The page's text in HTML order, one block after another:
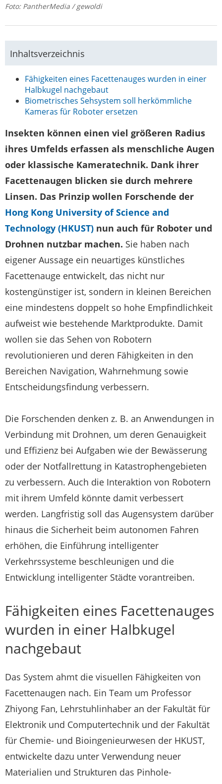
Foto: PantherMedia / gewoldi
Inhaltsverzeichnis
Fähigkeiten eines Facettenauges wurden in einer
Halbkugel nachgebaut
Biometrisches Sehsystem soll herkömmliche
Kameras für Roboter ersetzen
Insekten können einen viel größeren Radius
ihres Umfelds erfassen als menschliche Augen
oder klassische Kameratechnik. Dank ihrer
Facettenaugen blicken sie durch mehrere
Linsen. Das Prinzip wollen Forschende der
Hong Kong University of Science and
Technology (HKUST) nun auch für Roboter und
Drohnen nutzbar machen. Sie haben nach
eigener Aussage ein neuartiges künstliches
Facettenauge entwickelt, das nicht nur
kostengünstiger ist, sondern in kleinen Bereichen
eine mindestens doppelt so hohe Empfindlichkeit
aufweist wie bestehende Marktprodukte. Damit
wollen sie das Sehen von Robotern
revolutionieren und deren Fähigkeiten in den
Bereichen Navigation, Wahrnehmung sowie
Entscheidungsfindung verbessern.
Die Forschenden denken z. B. an Anwendungen in
Verbindung mit Drohnen, um deren Genauigkeit
und Effizienz bei Aufgaben wie der Bewässerung
oder der Notfallrettung in Katastrophengebieten
zu verbessern. Auch die Interaktion von Robotern
mit ihrem Umfeld könnte damit verbessert
werden. Langfristig soll das Augensystem darüber
hinaus die Sicherheit beim autonomen Fahren
erhöhen, die Einführung intelligenter
Verkehrssysteme beschleunigen und die
Entwicklung intelligenter Städte vorantreiben.
Fähigkeiten eines Facettenauges
wurden in einer Halbkugel
nachgebaut
Das System ahmt die visuellen Fähigkeiten von
Facettenaugen nach. Ein Team um Professor
Zhiyong Fan, Lehrstuhlinhaber an der Fakultät für
Elektronik und Computertechnik und der Fakultät
für Chemie- und Bioingenieurwesen der HKUST,
entwickelte dazu unter Verwendung neuer
Materialien und Strukturen das Pinhole-